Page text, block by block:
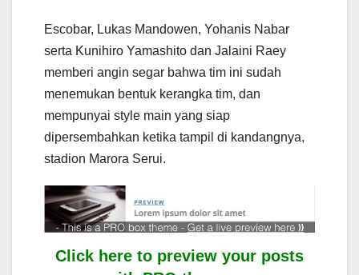
Escobar, Lukas Mandowen, Yohanis Nabar
serta Kunihiro Yamashito dan Jalaini Raey
memberi angin segar bahwa tim ini sudah
menemukan bentuk kerangka tim, dan
mempunyai style main yang siap
dipersembahkan ketika tampil di kandangnya,
stadion Marora Serui.
Click here to preview your posts